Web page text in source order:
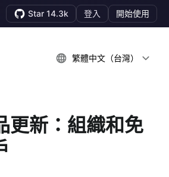
Star 14.3k 登入 開始使用
繁體中文（台灣）
更新：組織和免